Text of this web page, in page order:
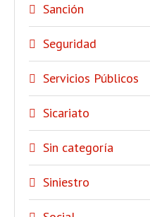
Sanción
Seguridad
Servicios Públicos
Sicariato
Sin categoría
Siniestro